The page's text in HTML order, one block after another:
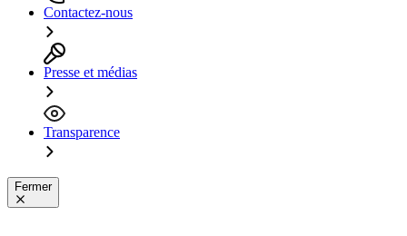
Contactez-nous
Presse et médias
Transparence
Fermer